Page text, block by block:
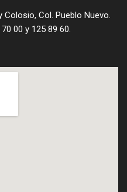
Col. Pueblo Nuevo.
00 y 125 89 60.